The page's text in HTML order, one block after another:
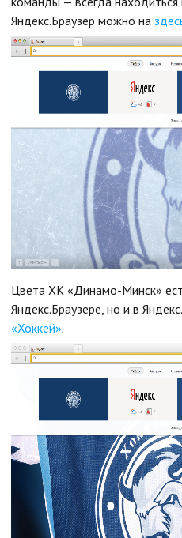
Яндекс.Браузер можно на
Цвета ХК «Динамо-Минск»
Яндекс.Браузере, но и в
«Хоккей».